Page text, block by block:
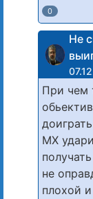
0
Не
При чем
МХ
не
плохой